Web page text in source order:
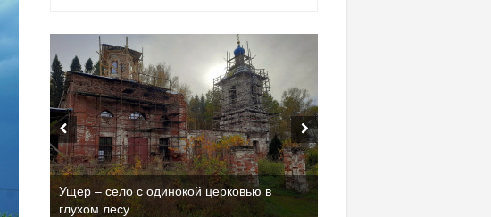
Ущер – село с одинокой церковью в
глухом лесу